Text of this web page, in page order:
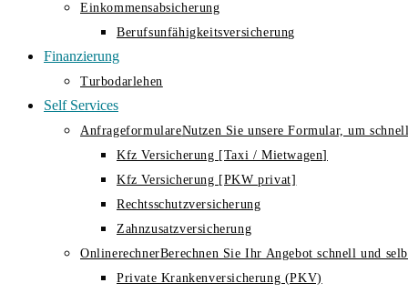
Einkommensabsicherung
Berufsunfähigkeitsversicherung
Finanzierung
Turbodarlehen
Self Services
AnfrageformulareNutzen Sie unsere Formular, um
Kfz Versicherung [Taxi / Mietwagen]
Kfz Versicherung [PKW privat]
Rechtsschutzversicherung
Zahnzusatzversicherung
OnlinerechnerBerechnen Sie Ihr Angebot schnell und
Private Krankenversicherung (PKV)